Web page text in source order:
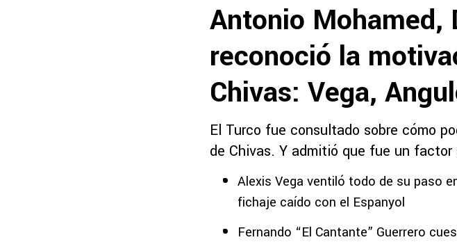
Antonio Mohamed,
reconoció la
Chivas: Vega,
El Turco fue consultado sobre cómo
de Chivas. Y admitió que fue un
Alexis Vega ventiló todo de su paso
fichaje caído con el Espanyol
Fernando “El Cantante” Guerrero